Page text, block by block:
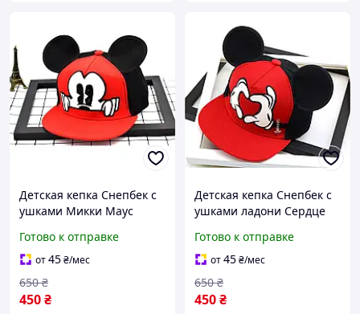
Детская кепка Снепбек с
ушками Микки Маус
козырьком Красный,
Унисекс WUKE One size
Готово к отправке
от45₴/мес
450₴
650 ₴
Детская кепка Снепбек с
ушками ладони Сердце
козырьком Красный,
Унисекс WUKE One size
Готово к отправке
от45₴/мес
450₴
650 ₴